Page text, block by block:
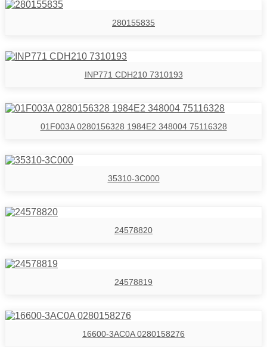
280155835
INP771 CDH210 7310193
01F003A 0280156328 1984E2 348004 75116328
35310-3C000
24578820
24578819
16600-3AC0A 0280158276